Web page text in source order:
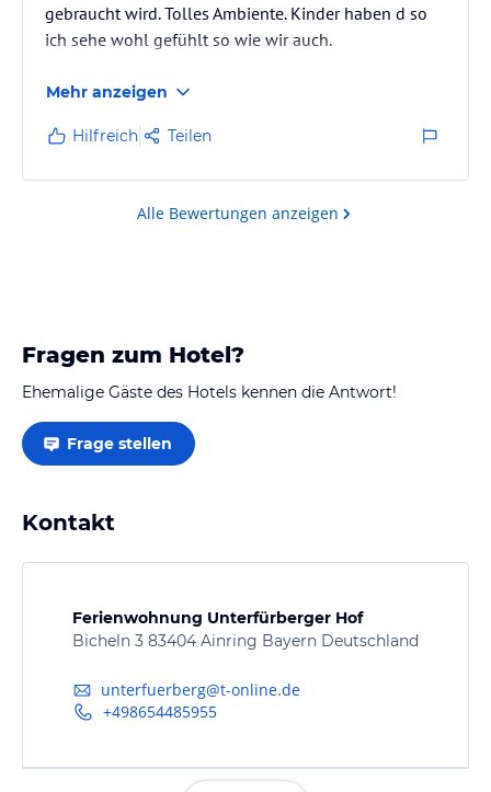
gebraucht wird. Tolles Ambiente. Kinder haben d so
ich sehe wohl gefühlt so wie wir auch.
Mehr anzeigen
Hilfreich Teilen
Alle Bewertungen anzeigen
Fragen zum Hotel?
Ehemalige Gäste des Hotels kennen die Antwort!
Frage stellen
Kontakt
Ferienwohnung Unterfürberger Hof
Bicheln 3 83404 Ainring Bayern Deutschland
unterfuerberg@t-online.de
+498654485955